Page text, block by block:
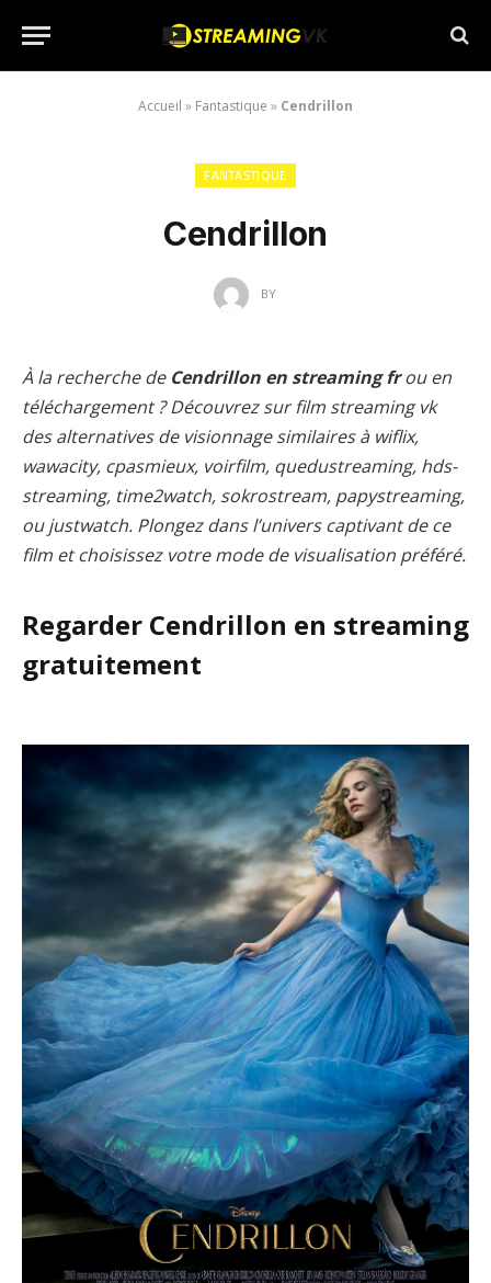
Accueil » Fantastique » Cendrillon
FANTASTIQUE
Cendrillon
BY
À la recherche de Cendrillon en streaming frou en
téléchargement ? Découvrez sur film streaming vk
des alternatives de visionnage similaires à wiflix,
wawacity, cpasmieux, voirfilm, quedustreaming, hds-
streaming, time2watch, sokrostream, papystreaming,
ou justwatch. Plongez dans l’univers captivant de ce
film et choisissez votre mode de visualisation préféré.
Regarder Cendrillon en streaming
gratuitement